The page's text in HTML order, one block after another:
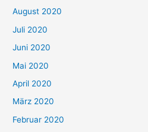
August 2020
Juli 2020
Juni 2020
Mai 2020
April 2020
März 2020
Februar 2020